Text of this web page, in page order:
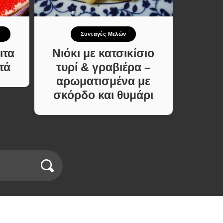
Συνταγές Μελών
Νιόκι με κατσικίσιο
τυρί & γραβιέρα –
αρωματισμένα με
σκόρδο και θυμάρι